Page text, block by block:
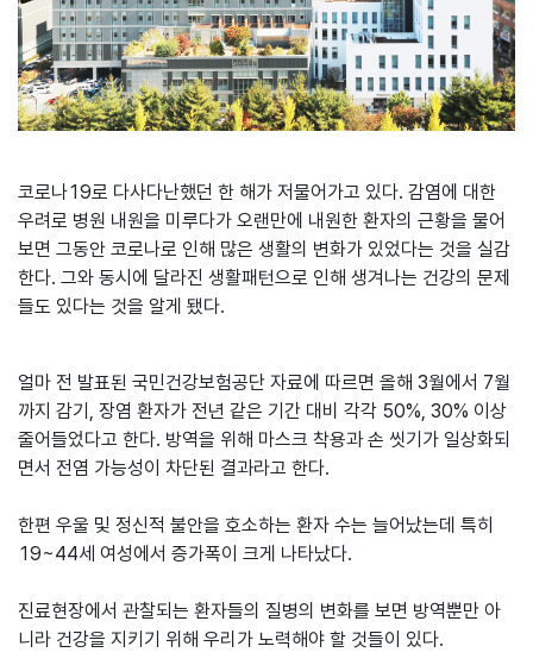
코로나19로 다사다난했던 한 해가 저물어가고 있다. 감염에 대한
우려로 병원 내원을 미루다가 오랜만에 내원한 환자의 근황을 물어
보면 그동안 코로나로 인해 많은 생활의 변화가 있었다는 것을 실감
한다. 그와 동시에 달라진 생활패턴으로 인해 생겨나는 건강의 문제
들도 있다는 것을 알게 됐다.
얼마 전 발표된 국민건강보험공단 자료에 따르면 올해 3월에서 7월
까지 감기, 장염 환자가 전년 같은 기간 대비 각각 50%, 30% 이상
줄어들었다고 한다. 방역을 위해 마스크 착용과 손 씻기가 일상화되
면서 전염 가능성이 차단된 결과라고 한다.
한편 우울 및 정신적 불안을 호소하는 환자 수는 늘어났는데 특히
19~44세 여성에서 증가폭이 크게 나타났다.
진료현장에서 관찰되는 환자들의 질병의 변화를 보면 방역뿐만 아
니라 건강을 지키기 위해 우리가 노력해야 할 것들이 있다.